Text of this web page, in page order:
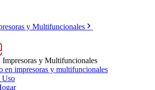
y Multifuncionales
Impresoras y Multifuncionales
en impresoras y multifuncionales
Uso